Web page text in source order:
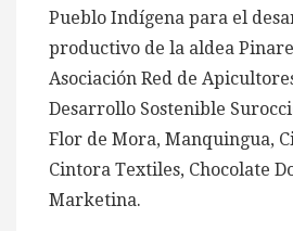
Pueblo Indígena para el
productivo de la aldea
Asociación Red de
Desarrollo Sostenible
Flor de Mora, Manquingua,
Cintora Textiles, Chocolate
Marketina.